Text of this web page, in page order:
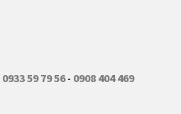
0933 59 79 56- 0908 404 469